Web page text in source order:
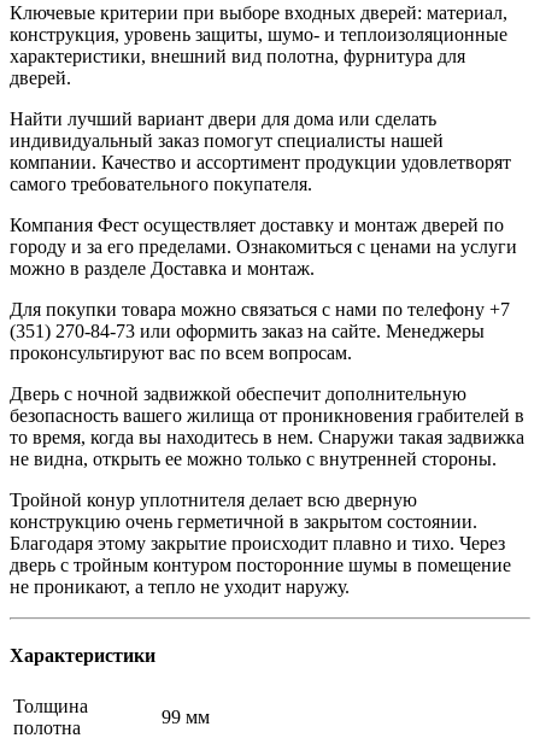
Ключевые критерии при выборе входных дверей: материал,
конструкция, уровень защиты, шумо- и теплоизоляционные
характеристики, внешний вид полотна, фурнитура для
дверей.
Найти лучший вариант двери для дома или сделать
индивидуальный заказ помогут специалисты нашей
компании. Качество и ассортимент продукции удовлетворят
самого требовательного покупателя.
Компания Фест осуществляет доставку и монтаж дверей по
городу и за его пределами. Ознакомиться с ценами на услуги
можно в разделе Доставка и монтаж.
Для покупки товара можно связаться с нами по телефону +7
(351) 270-84-73 или оформить заказ на сайте. Менеджеры
проконсультируют вас по всем вопросам.
Дверь с ночной задвижкой обеспечит дополнительную
безопасность вашего жилища от проникновения грабителей в
то время, когда вы находитесь в нем. Снаружи такая задвижка
не видна, открыть ее можно только с внутренней стороны.
Тройной конур уплотнителя делает всю дверную
конструкцию очень герметичной в закрытом состоянии.
Благодаря этому закрытие происходит плавно и тихо. Через
дверь с тройным контуром посторонние шумы в помещение
не проникают, а тепло не уходит наружу.
Характеристики
Толщина
полотна
99 мм